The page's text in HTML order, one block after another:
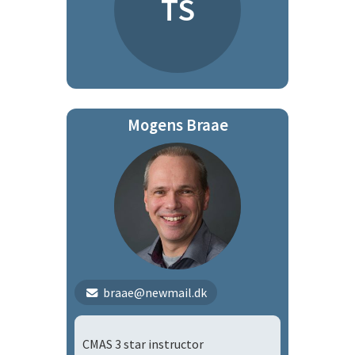
TS
Mogens Braae
braae@newmail.dk
CMAS 3 star instructor